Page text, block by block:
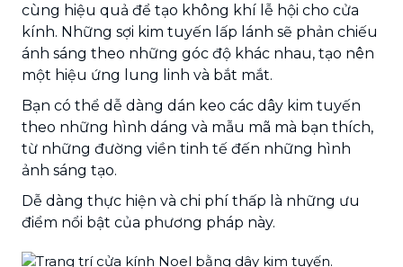
cùng hiệu quả để tạo không khí lễ hội cho cửa
kính. Những sợi kim tuyến lấp lánh sẽ phản chiếu
ánh sáng theo những góc độ khác nhau, tạo nên
một hiệu ứng lung linh và bắt mắt.
Bạn có thể dễ dàng dán keo các dây kim tuyến
theo những hình dáng và mẫu mã mà bạn thích,
từ những đường viền tinh tế đến những hình
ảnh sáng tạo.
Dễ dàng thực hiện và chi phí thấp là những ưu
điểm nổi bật của phương pháp này.